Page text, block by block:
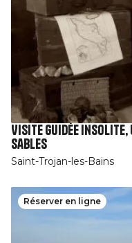
Visite guidée
sables
Saint-Trojan-les-Bains
Réserver en ligne